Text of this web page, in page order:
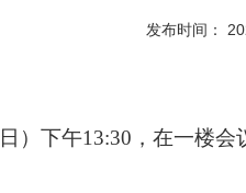
发布时间：
日）下午13:30 ，在一楼